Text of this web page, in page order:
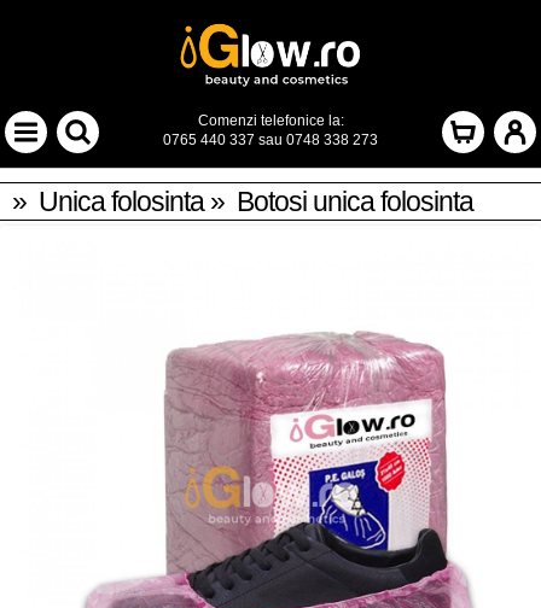
Comenzi telefonice la:
0765 440 337 sau 0748 338 273
» Unica folosinta» Botosi unica folosinta